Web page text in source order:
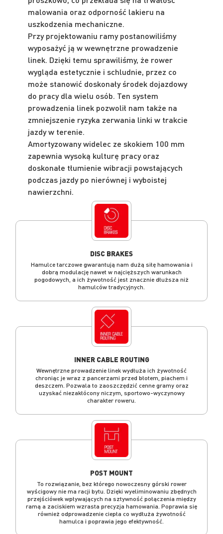
malowania oraz odporność lakieru na
uszkodzenia mechaniczne.
Przy projektowaniu ramy postanowiliśmy
wyposażyć ją w wewnętrzne prowadzenie
linek. Dzięki temu sprawiliśmy, że rower
wygląda estetycznie i schludnie, przez co
może stanowić doskonały środek dojazdowy
do pracy dla wielu osób. Ten system
prowadzenia linek pozwolił nam także na
zmniejszenie ryzyka zerwania linki w trakcie
jazdy w terenie.
Amortyzowany widelec ze skokiem 100 mm
zapewnia wysoką kulturę pracy oraz
doskonałe tłumienie wibracji powstających
podczas jazdy po nierównej i wyboistej
nawierzchni.
DISC BRAKES
Hamulce tarczowe gwarantują nam dużą siłę hamowania i
dobrą modulację nawet w najcięższych warunkach
pogodowych, a ich żywotność jest znacznie dłuższa niż
hamulców tradycyjnych.
INNER CABLE ROUTING
Wewnętrzne prowadzenie linek wydłuża ich żywotność
chroniąc je wraz z pancerzami przed błotem, piachem i
deszczem. Pozwala to zaoszczędzić cenne gramy oraz
uzyskać niezakłócony niczym, sportowo-wyczynowy
charakter roweru.
POST MOUNT
To rozwiązanie, bez którego nowoczesny górski rower
wyścigowy nie ma racji bytu. Dzięki wyeliminowaniu zbędnych
przejściówek wpływających na sztywność połączenia między
ramą a zaciskiem wzrasta precyzja hamowania. Poprawia się
również odprowadzenie ciepła co wydłuża żywotność
hamulca i poprawia jego efektywność.